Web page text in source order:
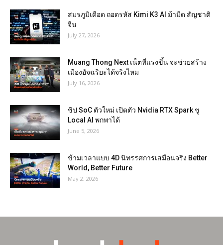
สมรภูมิเดือด ถอดรหัส Kimi K3 AI ม้ามืด สัญชาติ
จีน
July 27, 2026
Muang Thong Next เน็ตที่แรงขึ้น จะช่วยสร้าง
เมืองอัจฉริยะได้จริงไหม
July 16, 2026
ชิป SoC ตัวใหม่ เปิดตัว Nvidia RTX Spark ชู
Local AI พกพาได้
June 5, 2026
ข้ามเวลาแบบ 4D นิทรรศการเสมือนจริง Better
World, Better Future
May 2, 2026